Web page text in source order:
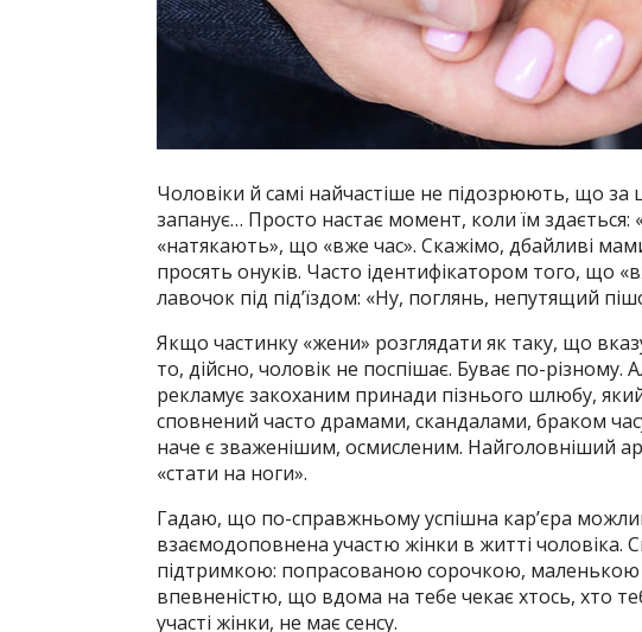
Чоловіки й самі найчастіше не підозрюють, що
запанує… Просто настає момент, коли їм
«натякають», що «вже час». Скажімо, дбайливі
просять онуків. Часто ідентифікатором того, що
лавочок під під’їздом: «Ну, поглянь, непутящий
Якщо частинку «жени» розглядати як таку, що
то, дійсно, чоловік не поспішає. Буває по-
рекламує закоханим принади пізнього шлюбу,
сповнений часто драмами, скандалами, браком
наче є зваженішим, осмисленим. Найголовніший
«стати на ноги».
Гадаю, що по-справжньому успішна кар’єра
взаємодоповнена участю жінки в житті
підтримкою: попрасованою сорочкою,
впевненістю, що вдома на тебе чекає хтось, хто
участі жінки, не має сенсу.